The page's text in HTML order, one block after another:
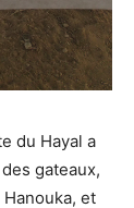
du Hayal a
gateaux,
et